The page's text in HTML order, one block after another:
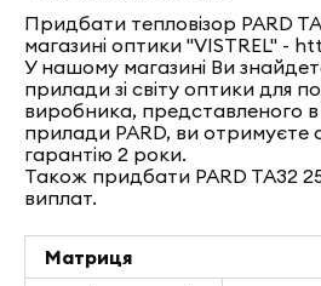
Придбати тепловізор PARD
магазині оптики "VISTREL" -
У нашому магазині Ви
прилади зі світу оптики для
виробника, представленого в
прилади PARD, ви отримуєте
гарантію 2 роки.
Також придбати PARD TA32
виплат.
Матриця